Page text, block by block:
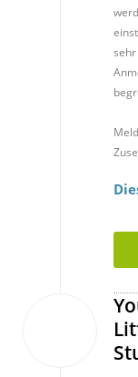
sehr